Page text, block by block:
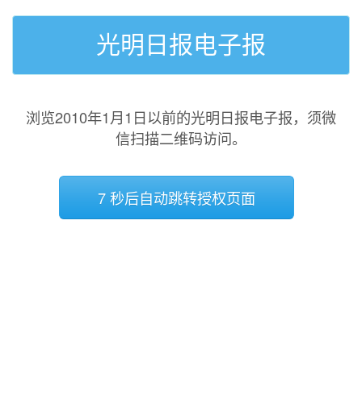
光明日报电子报
浏览2010年1月1日以前的光明日报电子报，须微
信扫描二维码访问。
7 秒后自动跳转授权页面